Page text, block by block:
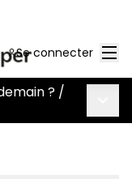
Se connecter
? /